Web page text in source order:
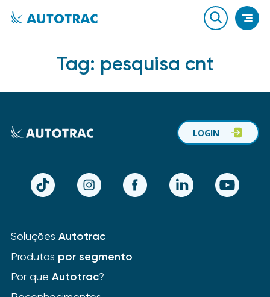
Tag: pesquisa cnt
TikTok Instagram Facebook LinkedIn YouTube
LOGIN
Soluções Autotrac
Produtos por segmento
Por que Autotrac?